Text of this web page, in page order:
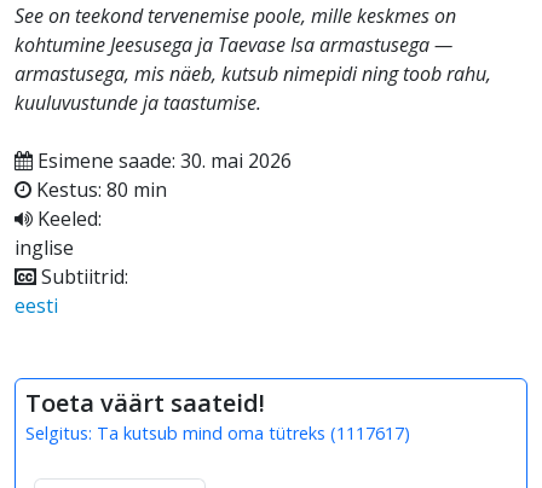
See on teekond tervenemise poole, mille keskmes on
kohtumine Jeesusega ja Taevase Isa armastusega —
armastusega, mis näeb, kutsub nimepidi ning toob rahu,
kuuluvustunde ja taastumise.
Esimene saade: 30. mai 2026
Kestus: 80 min
Keeled:
inglise
Subtiitrid:
eesti
Toeta väärt saateid!
Selgitus: Ta kutsub mind oma tütreks (1117617)